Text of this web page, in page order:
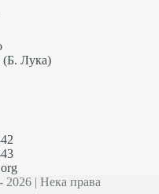
(Б. Лука)
2026 | Нека права